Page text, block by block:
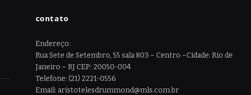
contato
Endereço:
Rua Sete de Setembro, 55 sala 803 – Centro –Cidade: Rio de
Janeiro – RJ CEP: 20050-004
Telefone: (21) 2221-0556
Email: aristotelesdrummond@mls.com.br